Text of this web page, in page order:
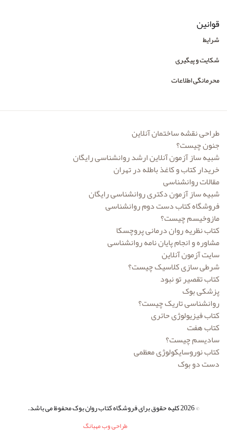
قوانین
شرایط
شکایت و پیگیری
محرمانگی اطلاعات
طراحی نقشه ساختمان آنلاین
جنون چیست؟
شبیه ساز آزمون آنلاین ارشد روانشناسی رایگان
خریدار کتاب و کاغذ باطله در تهران
مقالات روانشناسی
شبیه ساز آزمون دکتری روانشناسی رایگان
فروشگاه کتاب دست دوم روانشناسی
مازوخیسم چیست؟
کتاب نظریه روان درمانی پروچسکا
مشاوره و انجام پایان نامه روانشناسی
سایت آزمون آنلاین
شرطی سازی کلاسیک چیست؟
کتاب تقصیر تو نبود
پزشکی بوک
روانشناسی تاریک چیست؟
کتاب فیزیولوژی حائری
کتاب هفت
سادیسم چیست؟
کتاب نوروسایکولوژی معظمی
دست دو بوک
© 2026 کلیه حقوق برای فروشگاه کتاب روان بوک محفوظ می باشد.
طراحی وب مهبانگ